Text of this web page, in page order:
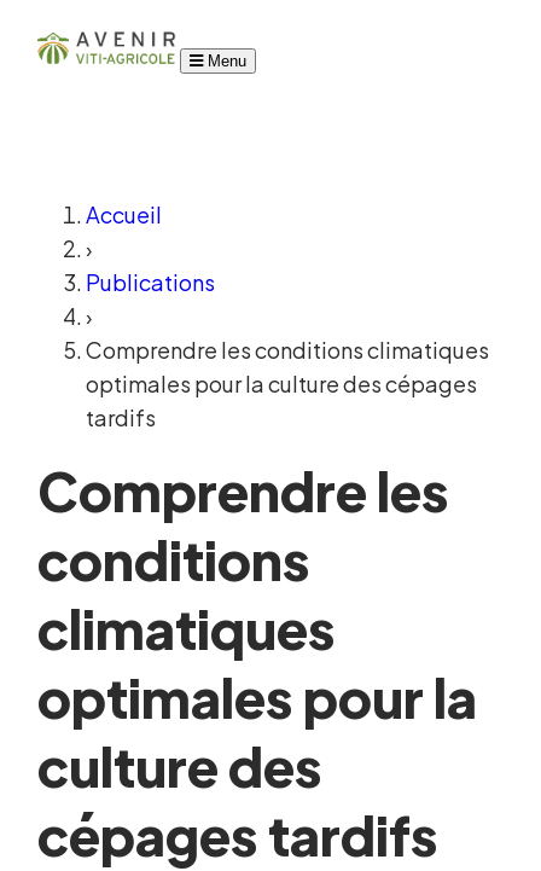
Menu
Accueil
›
Publications
›
Comprendre les conditions climatiques
optimales pour la culture des cépages
tardifs
Comprendre les
conditions
climatiques
optimales pour la
culture des
cépages tardifs